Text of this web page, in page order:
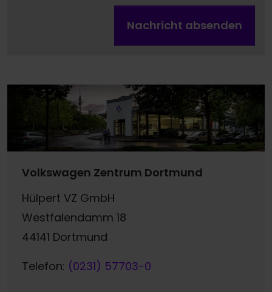
Nachricht absenden
Volkswagen Zentrum Dortmund
Hülpert VZ GmbH
Westfalendamm 18
44141 Dortmund
Telefon: (0231) 57703-0